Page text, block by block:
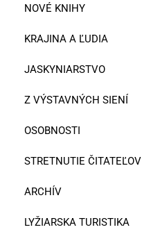
NOVÉ KNIHY
KRAJINA A ĽUDIA
JASKYNIARSTVO
Z VÝSTAVNÝCH SIENÍ
OSOBNOSTI
STRETNUTIE ČITATEĽOV
ARCHÍV
LYŽIARSKA TURISTIKA